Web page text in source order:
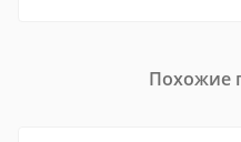
Похожие